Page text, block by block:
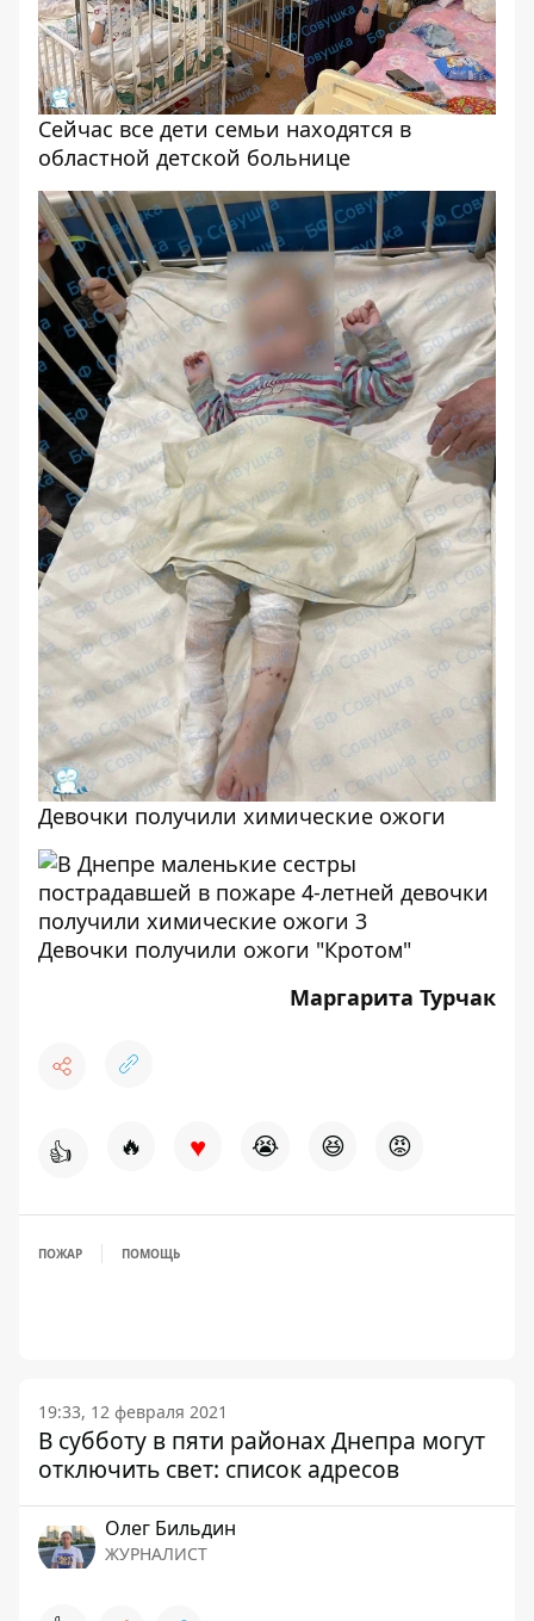
Сейчас все дети семьи находятся в
областной детской больнице
Девочки получили химические ожоги
Девочки получили ожоги "Кротом"
Маргарита Турчак
👍 🔥 ♥ 😭 😆 😡
ПОЖАР ПОМОЩЬ
19:33, 12 февраля 2021
В субботу в пяти районах Днепра могут
отключить свет: список адресов
Олег Бильдин
ЖУРНАЛИСТ